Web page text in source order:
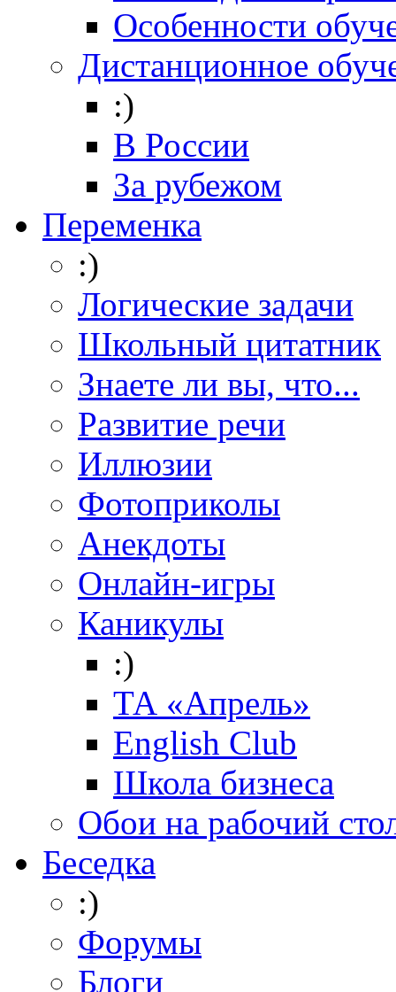
Особенности
Дистанционное
:)
В России
За рубежом
Переменка
:)
Логические задачи
Школьный цитатник
Знаете ли вы, что...
Развитие речи
Иллюзии
Фотоприколы
Анекдоты
Онлайн-игры
Каникулы
:)
ТА «Апрель»
English Club
Школа бизнеса
Обои на рабочий
Беседка
:)
Форумы
Блоги